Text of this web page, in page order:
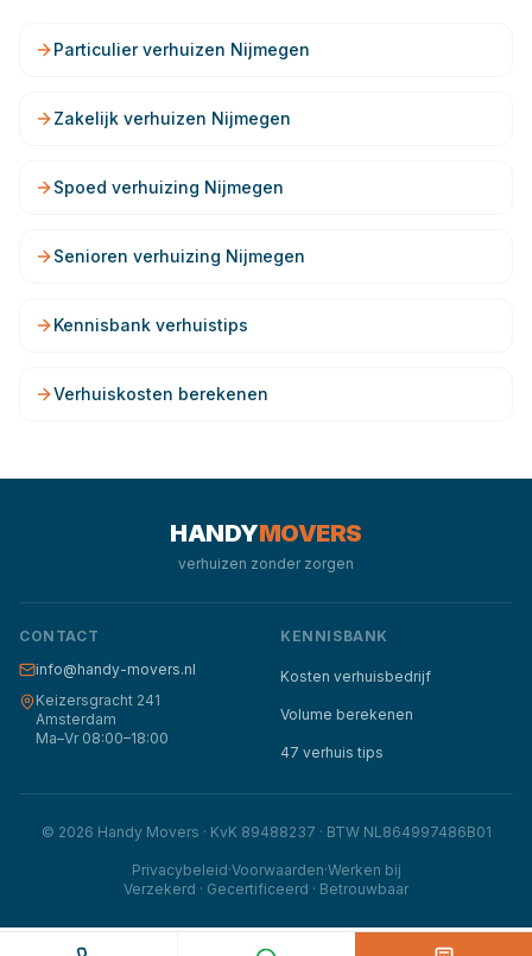
Particulier verhuizen Nijmegen
Zakelijk verhuizen Nijmegen
Spoed verhuizing Nijmegen
Senioren verhuizing Nijmegen
Kennisbank verhuistips
Verhuiskosten berekenen
HANDYMOVERS
verhuizen zonder zorgen
CONTACT
info@handy-movers.nl
Keizersgracht 241
Amsterdam
Ma–Vr 08:00–18:00
KENNISBANK
Kosten verhuisbedrijf
Volume berekenen
47 verhuis tips
© 2026 Handy Movers · KvK 89488237 · BTW NL864997486B01
Privacybeleid·Voorwaarden·Werken bij
Verzekerd · Gecertificeerd · Betrouwbaar